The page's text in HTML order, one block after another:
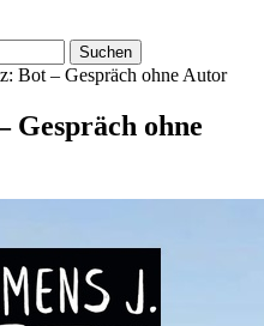
Bot – Gespräch ohne Autor
Gespräch ohne